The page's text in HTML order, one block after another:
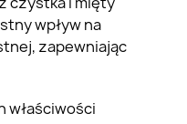
wpływ na
zapewniając
właściwości